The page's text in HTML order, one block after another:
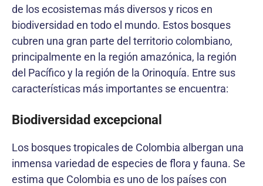
de los ecosistemas más diversos y ricos en
biodiversidad en todo el mundo. Estos bosques
cubren una gran parte del territorio colombiano,
principalmente en la región amazónica, la región
del Pacífico y la región de la Orinoquía. Entre sus
características más importantes se encuentra:
Biodiversidad excepcional
Los bosques tropicales de Colombia albergan una
inmensa variedad de especies de flora y fauna. Se
estima que Colombia es uno de los países con